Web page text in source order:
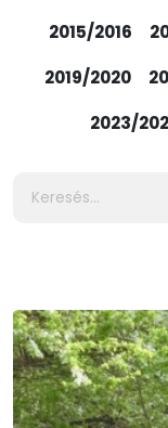
2015/2016
2019/2020
2023/